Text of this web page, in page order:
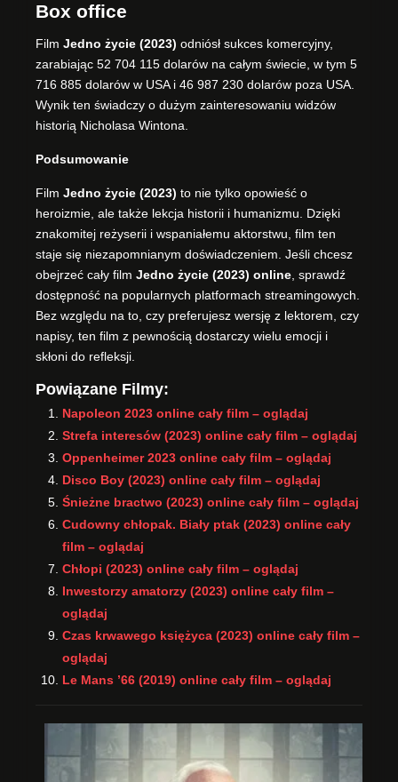
Box office
Film Jedno życie (2023) odniósł sukces komercyjny,
zarabiając 52 704 115 dolarów na całym świecie, w tym 5
716 885 dolarów w USA i 46 987 230 dolarów poza USA.
Wynik ten świadczy o dużym zainteresowaniu widzów
historią Nicholasa Wintona.
Podsumowanie
Film Jedno życie (2023) to nie tylko opowieść o
heroizmie, ale także lekcja historii i humanizmu. Dzięki
znakomitej reżyserii i wspaniałemu aktorstwu, film ten
staje się niezapomnianym doświadczeniem. Jeśli chcesz
obejrzeć cały film Jedno życie (2023) online, sprawdź
dostępność na popularnych platformach streamingowych.
Bez względu na to, czy preferujesz wersję z lektorem, czy
napisy, ten film z pewnością dostarczy wielu emocji i
skłoni do refleksji.
Powiązane Filmy:
Napoleon 2023 online cały film – oglądaj
Strefa interesów (2023) online cały film – oglądaj
Oppenheimer 2023 online cały film – oglądaj
Disco Boy (2023) online cały film – oglądaj
Śnieżne bractwo (2023) online cały film – oglądaj
Cudowny chłopak. Biały ptak (2023) online cały
film – oglądaj
Chłopi (2023) online cały film – oglądaj
Inwestorzy amatorzy (2023) online cały film –
oglądaj
Czas krwawego księżyca (2023) online cały film –
oglądaj
Le Mans ’66 (2019) online cały film – oglądaj